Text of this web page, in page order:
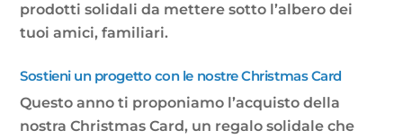
prodotti solidali da mettere sotto l’albero dei
tuoi amici, familiari.
Sostieni un progetto con le nostre Christmas Card
Questo anno ti proponiamo l’acquisto della
nostra Christmas Card, un regalo solidale che